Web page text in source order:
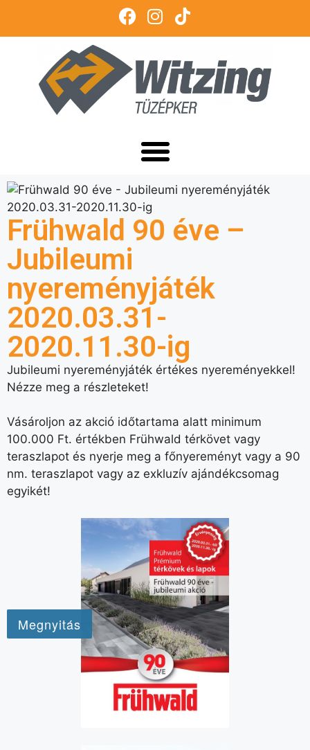
Frühwald 90 éve –
Jubileumi
nyereményjáték
2020.03.31-
2020.11.30-ig
Jubileumi nyereményjáték értékes nyereményekkel!
Nézze meg a részleteket!
Vásároljon az akció időtartama alatt minimum
100.000 Ft. értékben Frühwald térkövet vagy
teraszlapot és nyerje meg a főnyereményt vagy a 90
nm. teraszlapot vagy az exkluzív ajándékcsomag
egyikét!